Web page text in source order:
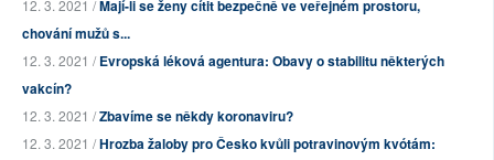
12. 3. 2021 /Mají-li se ženy cítit bezpečně ve veřejném prostoru,
chování mužů s...
12. 3. 2021 /Evropská léková agentura: Obavy o stabilitu některých
vakcín?
12. 3. 2021 /Zbavíme se někdy koronaviru?
12. 3. 2021 /Hrozba žaloby pro Česko kvůli potravinovým kvótám: